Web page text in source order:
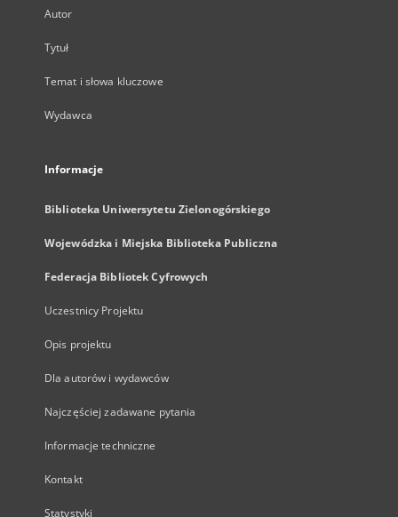
Autor
Tytuł
Temat i słowa kluczowe
Wydawca
Informacje
Biblioteka Uniwersytetu Zielonogórskiego
Wojewódzka i Miejska Biblioteka Publiczna
Federacja Bibliotek Cyfrowych
Uczestnicy Projektu
Opis projektu
Dla autorów i wydawców
Najczęściej zadawane pytania
Informacje techniczne
Kontakt
Statystyki